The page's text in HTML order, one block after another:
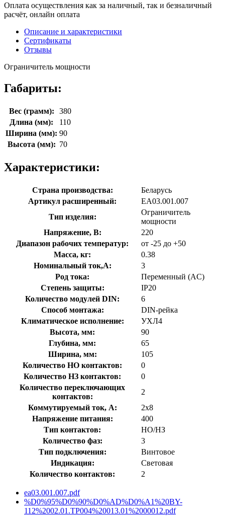
Оплата осуществления как за наличный, так и безналичный
расчёт, онлайн оплата
Описание и характеристики
Сертификаты
Отзывы
Ограничитель мощности
Габариты:
Вес (грамм):
380
Длина (мм):
110
Ширина (мм): 90
Высота (мм): 70
Характеристики:
Страна производства:
Беларусь
Артикул расширенный:
EA03.001.007
Тип изделия:
Ограничитель
мощности
Напряжение, В:
220
Диапазон рабочих температур:
от -25 до +50
Масса, кг:
0.38
Номинальный ток,А:
3
Род тока:
Переменный (AC)
Степень защиты:
IP20
Количество модулей DIN:
6
Способ монтажа:
DIN-рейка
Климатическое исполнение:
УХЛ4
Высота, мм:
90
Глубина, мм:
65
Ширина, мм:
105
Количество НО контактов:
0
Количество НЗ контактов:
0
Количество переключающих
контактов:
2
Коммутируемый ток, А:
2х8
Напряжение питания:
400
Тип контактов:
НО/НЗ
Количество фаз:
3
Тип подключения:
Винтовое
Индикация:
Световая
Количество контактов:
2
ea03.001.007.pdf
%D0%95%D0%90%D0%AD%D0%A1%20BY-
112%2002.01.TP004%20013.01%2000012.pdf